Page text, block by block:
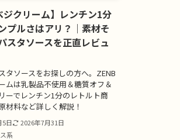
ジクリーム】レンチン1分
プルさはアリ？｜素材そ
スタソースを正直レビュ
タソースをお探しの方へ。ZENB
ムは乳製品不使用＆糖質オフ＆
ーでレンチン1分のレトルト商
材料など詳しく解説！
5日
2026年7月31日
系